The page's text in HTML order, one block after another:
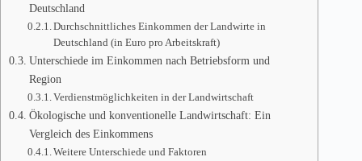
Deutschland
Durchschnittliches Einkommen der Landwirte in
Deutschland (in Euro pro Arbeitskraft)
Unterschiede im Einkommen nach Betriebsform und
Region
Verdienstmöglichkeiten in der Landwirtschaft
Ökologische und konventionelle Landwirtschaft: Ein
Vergleich des Einkommens
Weitere Unterschiede und Faktoren